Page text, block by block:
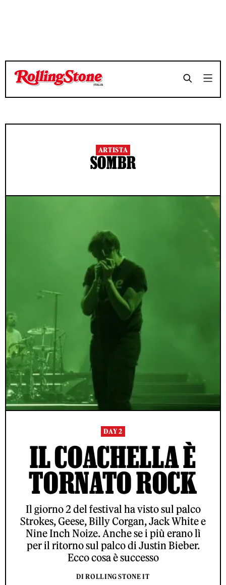
ARTISTA
SOMBR
DAY 2
IL COACHELLA È
TORNATO ROCK
Il giorno 2 del festival ha visto sul palco
Strokes, Geese, Billy Corgan, Jack White e
Nine Inch Noize. Anche se i più erano lì
per il ritorno sul palco di Justin Bieber.
Ecco cosa è successo
DI ROLLING STONE IT